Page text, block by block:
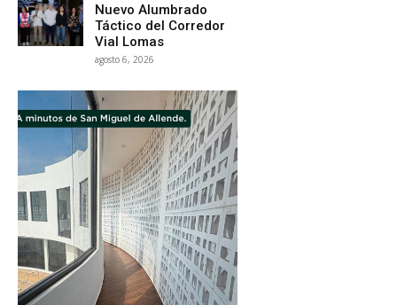
Nuevo Alumbrado
Táctico del Corredor
Vial Lomas
agosto 6, 2026